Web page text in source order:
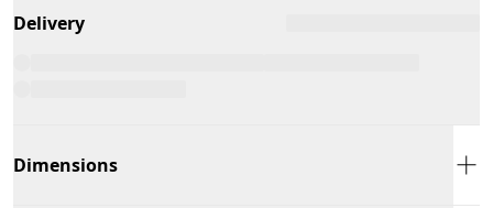
Delivery
Dimensions